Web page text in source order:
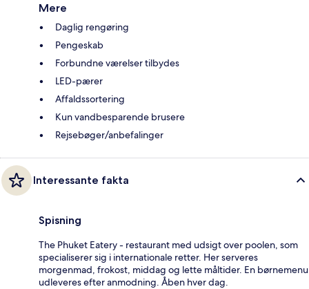
Mere
Daglig rengøring
Pengeskab
Forbundne værelser tilbydes
LED-pærer
Affaldssortering
Kun vandbesparende brusere
Rejsebøger/anbefalinger
Interessante fakta
Spisning
The Phuket Eatery - restaurant med udsigt over poolen, som
specialiserer sig i internationale retter. Her serveres
morgenmad, frokost, middag og lette måltider. En børnemenu
udleveres efter anmodning. Åben hver dag.